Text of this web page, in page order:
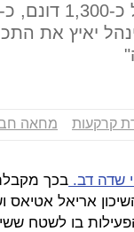
יאיץ את
קרקעות מחאה
שדה דב. בכך
אריאל
בו לשטח